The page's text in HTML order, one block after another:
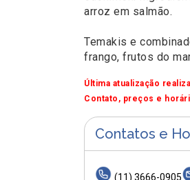
arroz em salmão.
Temakis e
frango, frutos do
Última atualização
Contato, preços e
Contatos e
(11) 3666-0905